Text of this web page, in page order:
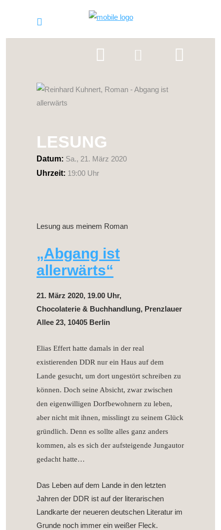
LESUNG
Datum: Sa., 21. März 2020
Uhrzeit: 19:00 Uhr
Lesung aus meinem Roman
„Abgang ist
allerwärts“
21. März 2020, 19.00 Uhr,
Chocolaterie & Buchhandlung, Prenzlauer
Allee 23, 10405 Berlin
Elias Effert hatte damals in der real
existierenden DDR nur ein Haus auf dem
Lande gesucht, um dort ungestört schreiben zu
können. Doch seine Absicht, zwar zwischen
den eigenwilligen Dorfbewohnern zu leben,
aber nicht mit ihnen, misslingt zu seinem Glück
gründlich. Denn es sollte alles ganz anders
kommen, als es sich der aufsteigende Jungautor
gedacht hatte…
Das Leben auf dem Lande in den letzten
Jahren der DDR ist auf der literarischen
Landkarte der neueren deutschen Literatur im
Grunde noch immer ein weißer Fleck.